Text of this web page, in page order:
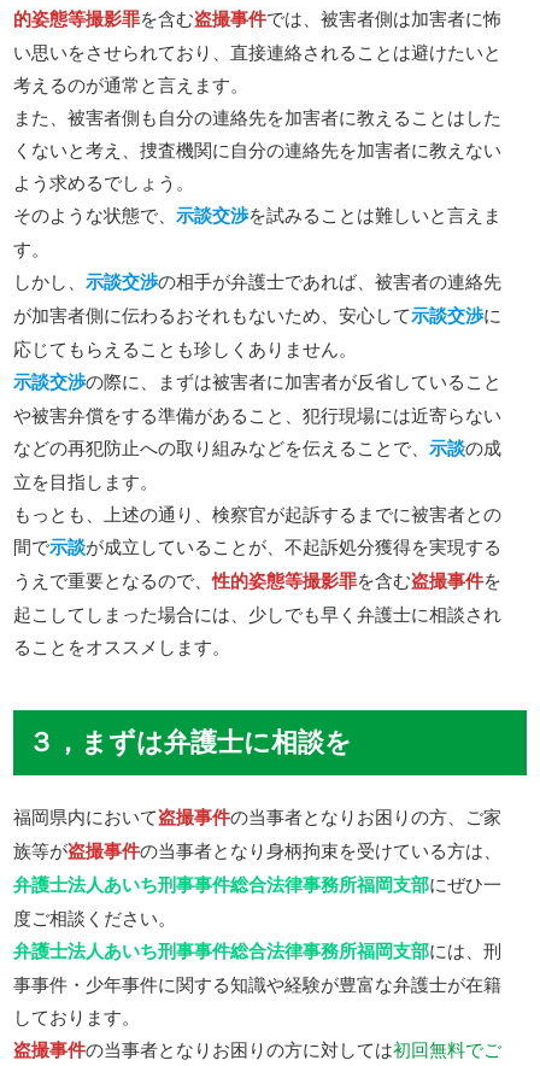
的姿態等撮影罪を含む盗撮事件では、被害者側は加害者に怖
い思いをさせられており、直接連絡されることは避けたいと
考えるのが通常と言えます。
また、被害者側も自分の連絡先を加害者に教えることはした
くないと考え、捜査機関に自分の連絡先を加害者に教えない
よう求めるでしょう。
そのような状態で、示談交渉を試みることは難しいと言えま
す。
しかし、示談交渉の相手が弁護士であれば、被害者の連絡先
が加害者側に伝わるおそれもないため、安心して示談交渉に
応じてもらえることも珍しくありません。
示談交渉の際に、まずは被害者に加害者が反省していること
や被害弁償をする準備があること、犯行現場には近寄らない
などの再犯防止への取り組みなどを伝えることで、示談の成
立を目指します。
もっとも、上述の通り、検察官が起訴するまでに被害者との
間で示談が成立していることが、不起訴処分獲得を実現する
うえで重要となるので、性的姿態等撮影罪を含む盗撮事件を
起こしてしまった場合には、少しでも早く弁護士に相談され
ることをオススメします。
３，まずは弁護士に相談を
福岡県内において盗撮事件の当事者となりお困りの方、ご家
族等が盗撮事件の当事者となり身柄拘束を受けている方は、
弁護士法人あいち刑事事件総合法律事務所福岡支部にぜひ一
度ご相談ください。
弁護士法人あいち刑事事件総合法律事務所福岡支部には、刑
事事件・少年事件に関する知識や経験が豊富な弁護士が在籍
しております。
盗撮事件の当事者となりお困りの方に対しては初回無料でご